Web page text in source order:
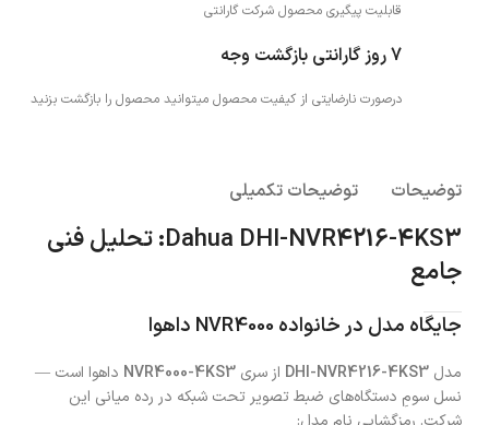
قابلیت پیگیری محصول شرکت گارانتی
7 روز گارانتی بازگشت وجه
درصورت نارضایتی از کیفیت محصول میتوانید محصول را بازگشت بزنید
توضیحات توضیحات تکمیلی
Dahua DHI-NVR4216-4KS3: تحلیل فنی
جامع
جایگاه مدل در خانواده NVR4000 داهوا
مدل DHI-NVR4216-4KS3 از سری NVR4000-4KS3 داهوا است —
نسل سومِ دستگاه‌های ضبط تصویر تحت شبکه در رده میانی این